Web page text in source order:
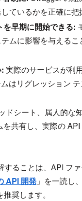
ているかを正確に把
早期に開始できる:
ムに影響を与える
実際のサービスが利
はリグレッション
ドシート、属人的な
共有し、実際の
ることは、API フ
API 開発 」を一読し
奨します。